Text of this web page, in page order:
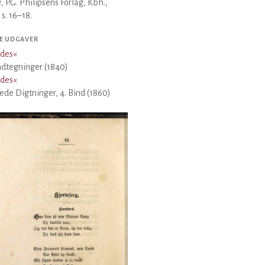
, P.G. Philipsens Forlag, Kbh.,
16–18.
UDGAVER
«
(1840)
«
Digtninger, 4. Bind (1860)